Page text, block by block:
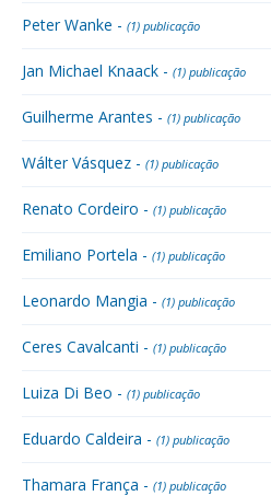
Peter Wanke - (1) publicação
Jan Michael Knaack - (1) publicação
Guilherme Arantes - (1) publicação
Wálter Vásquez - (1) publicação
Renato Cordeiro - (1) publicação
Emiliano Portela - (1) publicação
Leonardo Mangia - (1) publicação
Ceres Cavalcanti - (1) publicação
Luiza Di Beo - (1) publicação
Eduardo Caldeira - (1) publicação
Thamara França - (1) publicação